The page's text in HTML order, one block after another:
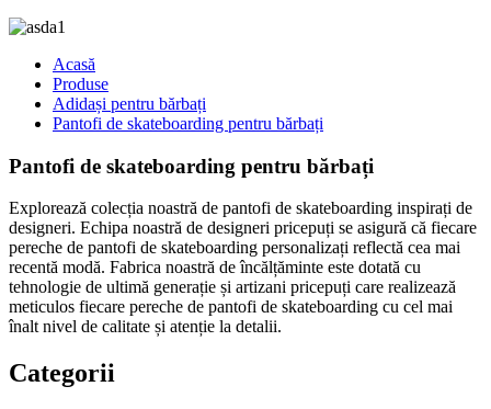
Acasă
Produse
Adidași pentru bărbați
Pantofi de skateboarding pentru bărbați
Pantofi de skateboarding pentru bărbați
Explorează colecția noastră de pantofi de skateboarding inspirați de
designeri. Echipa noastră de designeri pricepuți se asigură că fiecare
pereche de pantofi de skateboarding personalizați reflectă cea mai
recentă modă. Fabrica noastră de încălțăminte este dotată cu
tehnologie de ultimă generație și artizani pricepuți care realizează
meticulos fiecare pereche de pantofi de skateboarding cu cel mai
înalt nivel de calitate și atenție la detalii.
Categorii